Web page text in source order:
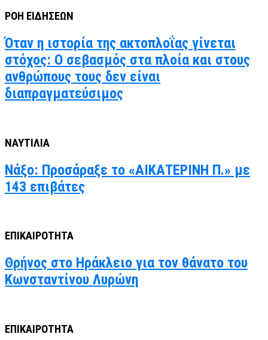
ΡΟΗ ΕΙΔΗΣΕΩΝ
Όταν η ιστορία της ακτοπλοΐας γίνεται
στόχος: Ο σεβασμός στα πλοία και στους
ανθρώπους τους δεν είναι
διαπραγματεύσιμος
ΝΑΥΤΙΛΙΑ
Νάξο: Προσάραξε το «ΑΙΚΑΤΕΡΙΝΗ Π.» με
143 επιβάτες
ΕΠΙΚΑΙΡΟΤΗΤΑ
Θρήνος στο Ηράκλειο για τον θάνατο του
Κωνσταντίνου Λυρώνη
ΕΠΙΚΑΙΡΟΤΗΤΑ